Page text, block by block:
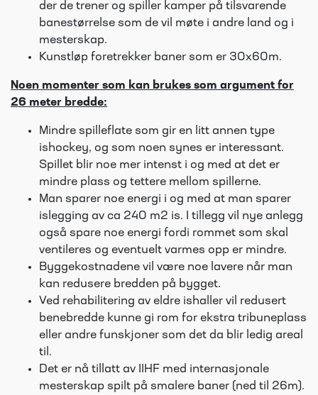
der de trener og spiller kamper på tilsvarende
banestørrelse som de vil møte i andre land og i
mesterskap.
Kunstløp foretrekker baner som er 30x60m.
Noen momenter som kan brukes som argument for
26 meter bredde:
Mindre spilleflate som gir en litt annen type
ishockey, og som noen synes er interessant.
Spillet blir noe mer intenst i og med at det er
mindre plass og tettere mellom spillerne.
Man sparer noe energi i og med at man sparer
islegging av ca 240 m2 is. I tillegg vil nye anlegg
også spare noe energi fordi rommet som skal
ventileres og eventuelt varmes opp er mindre.
Byggekostnadene vil være noe lavere når man
kan redusere bredden på bygget.
Ved rehabilitering av eldre ishaller vil redusert
benebredde kunne gi rom for ekstra tribuneplass
eller andre funskjoner som det da blir ledig areal
til.
Det er nå tillatt av IIHF med internasjonale
mesterskap spilt på smalere baner (ned til 26m).